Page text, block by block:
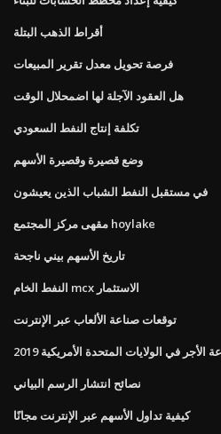
أقراط الذهب البتلة
فرصة تحويل معدل تقرير المبيعات
هل العقود الآجلة لها اضمحلال الوقت
تكلفة إنتاج النفط السعودي
وضع قصيرة وقصيرة الأسهم
في مستقبل النفط الشباب الذين يعيشون
مقهى مركز المجتمع hoylake
تاريخ الأسهم بيني ناجحة
النفط الخام mcx الاستثمار
توقعات صناعة الألعاب عبر الإنترنت
في الولايات المتحدة الأمريكية 2019
نصائح انتشار الرسم البياني
كيفية تداول الأسهم عبر الإنترنت مجانًا